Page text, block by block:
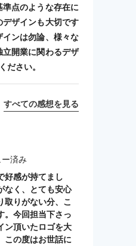
点のような存在に
ザインも大切です
ンは勿論、様々な
開業に関わるデザ
ださい。
すべての感想を見る
済み
好感が持てまし
なく、とても安心
取りがない分、こ
。今回担当下さっ
ン頂いたロゴを大
この度はお世話に